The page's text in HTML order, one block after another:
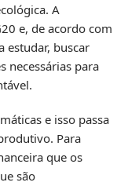
A
e, de acordo com
estudar, buscar
necessárias para
e isso passa
Para
que os
são